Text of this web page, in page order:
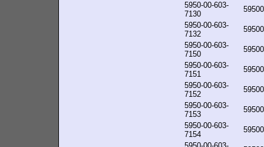
5950-00-603-
7130
5950-00-603-
7132
5950-00-603-
7150
5950-00-603-
7151
5950-00-603-
7152
5950-00-603-
7153
5950-00-603-
7154